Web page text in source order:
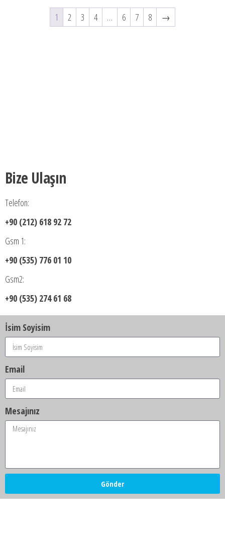
1 2 3 4 … 6 7 8 →
Bize Ulaşın
Telefon:
+90 (212) 618 92 72
Gsm 1:
+90 (535) 776 01 10
Gsm2:
+90 (535) 274 61 68
İsim Soyisim
Email
Mesajınız
Gönder